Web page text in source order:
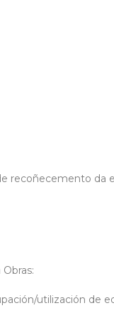
recoñecemento da
utilización de